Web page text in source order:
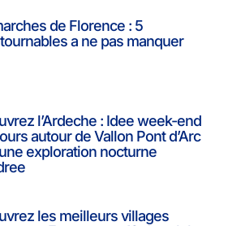
de Florence : 5
a ne pas manquer
l’Ardeche : Idee week-end
autour de Vallon Pont d’Arc
exploration nocturne
les meilleurs villages